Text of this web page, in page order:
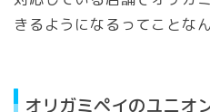
きるようになるってことな
オリガミペイのユニオ